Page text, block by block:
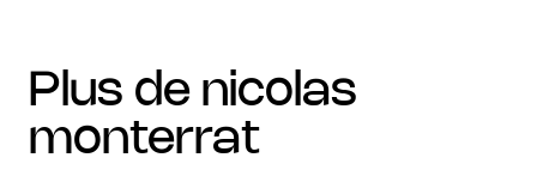
plus de nicolas
monterrat